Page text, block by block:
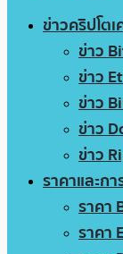
ข่าวคริปโตเ
ข่าว
ข่าว
ข่าว
ข่าว
ข่าว
ราคาและกา
ราคา
ราคา